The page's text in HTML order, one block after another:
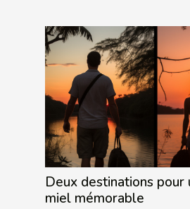
Deux destinations pour
miel mémorable